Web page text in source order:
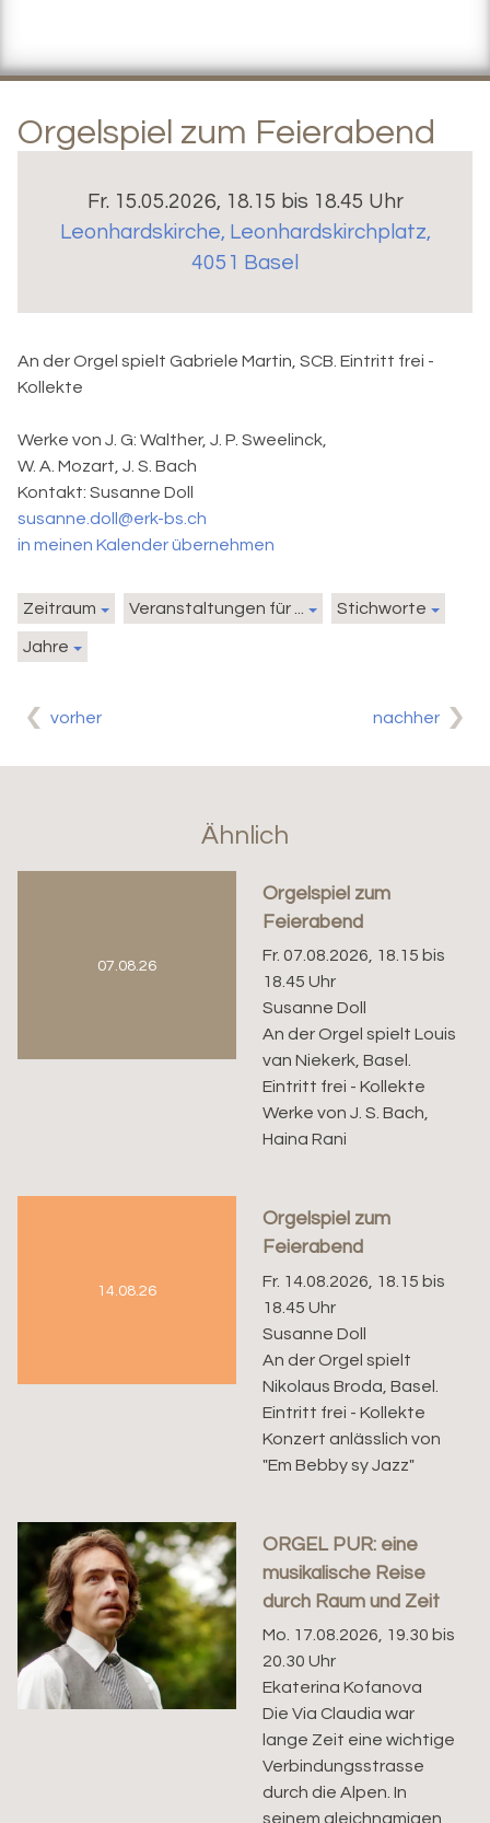
Orgelspiel zum Feierabend
Fr. 15.05.2026, 18.15 bis 18.45 Uhr
Leonhardskirche, Leonhardskirchplatz,
4051 Basel
An der Orgel spielt Gabriele Martin, SCB. Eintritt frei -
Kollekte
Werke von J. G: Walther, J. P. Sweelinck,
W. A. Mozart, J. S. Bach
Kontakt: Susanne Doll
susanne.doll@erk-bs.ch
in meinen Kalender übernehmen
Zeitraum Veranstaltungen für ... Stichworte
Jahre
vorher nachher
Ähnlich
07.08.26
Orgelspiel zum
Feierabend
Fr. 07.08.2026, 18.15 bis
18.45 Uhr
Susanne Doll
An der Orgel spielt Louis
van Niekerk, Basel.
Eintritt frei - Kollekte
Werke von J. S. Bach,
Haina Rani
14.08.26
Orgelspiel zum
Feierabend
Fr. 14.08.2026, 18.15 bis
18.45 Uhr
Susanne Doll
An der Orgel spielt
Nikolaus Broda, Basel.
Eintritt frei - Kollekte
Konzert anlässlich von
"Em Bebby sy Jazz"
ORGEL PUR: eine
musikalische Reise
durch Raum und Zeit
Mo. 17.08.2026, 19.30 bis
20.30 Uhr
Ekaterina Kofanova
Die Via Claudia war
lange Zeit eine wichtige
Verbindungsstrasse
durch die Alpen. In
seinem gleichnamigen